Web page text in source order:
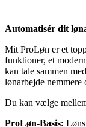
Automatisér dit
Mit ProLøn er et
funktioner, et
kan tale sammen
lønarbejde
Du kan vælge
ProLøn-Basis: